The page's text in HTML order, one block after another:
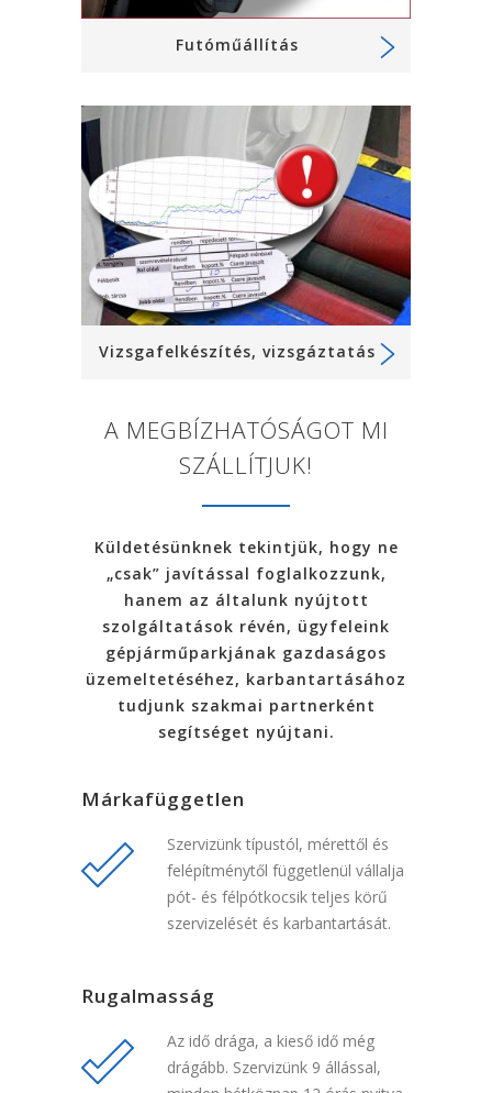
Futóműállítás
Vizsgafelkészítés, vizsgáztatás
A MEGBÍZHATÓSÁGOT MI
SZÁLLÍTJUK!
Küldetésünknek tekintjük, hogy ne
„csak” javítással foglalkozzunk,
hanem az általunk nyújtott
szolgáltatások révén, ügyfeleink
gépjárműparkjának gazdaságos
üzemeltetéséhez, karbantartásához
tudjunk szakmai partnerként
segítséget nyújtani.
Márkafüggetlen
Szervizünk típustól, mérettől és
felépítménytől függetlenül vállalja
pót- és félpótkocsik teljes körű
szervizelését és karbantartását.
Rugalmasság
Az idő drága, a kieső idő még
drágább. Szervizünk 9 állással,